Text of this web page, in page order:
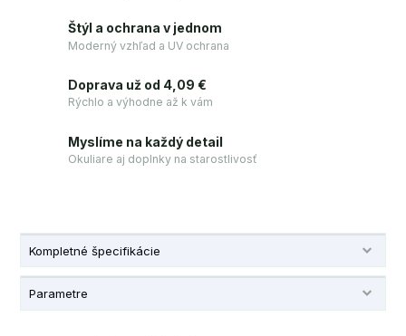
Štýl a ochrana v jednom
Moderný vzhľad a UV ochrana
Doprava už od 4,09 €
Rýchlo a výhodne až k vám
Myslíme na každý detail
Okuliare aj doplnky na starostlivosť
Kompletné špecifikácie
Parametre